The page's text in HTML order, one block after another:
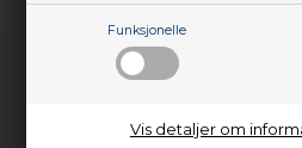
Funksjonelle
Vis detaljer om